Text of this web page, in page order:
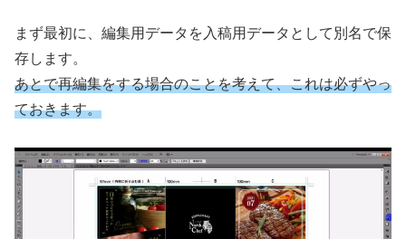
まず最初に、編集用データを入稿用データとして別名で保
存します。
あとで再編集をする場合のことを考えて、これは必ずやっ
ておきます。